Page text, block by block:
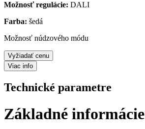
Možnosť regulácie: DALI
Farba: šedá
Možnosť núdzového módu
Vyžiadať cenu
Viac info
Technické parametre
Základné informácie